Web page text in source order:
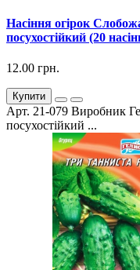
Насіння огірок
посухостійкий (20
12.00 грн.
Купити
Арт. 21-079 Виробник
посухостійкий ...